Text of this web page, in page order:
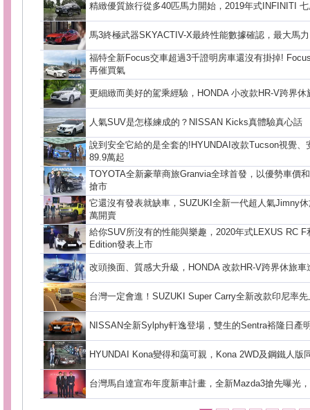
精緻優質旅行從多40匹馬力開始，2019年式INFINITI
馬3終極武器SKYACTIV-X最終性能數據確認，最大馬
福特全新Focus交車超過3千證明房車還沒有掛掉!
再催買氣
更細緻而美好的駕乘經驗，HONDA 小改款HR-V跨界休
人氣SUV是怎樣練成的？NISSAN Kicks真體驗真心話
說到安全它給的是全套的!HYUNDAI改款Tucson視覺、
89.9萬起
TOYOTA全新豪華商旅Granvia全球首發，以優勢車價
搶市
它還沒有發表就缺車，SUZUKI全新一代超人氣Jimny
萬開賣
給你SUV所沒有的性能與樂趣，2020年式LEXUS RC
Edition發表上市
改頭換面、質感大升級，HONDA 改款HR-V跨界休旅
台灣一定會進！SUZUKI Super Carry全新改款印尼率
NISSAN全新Sylphy軒逸登場，雙生的Sentra裕隆日產
HYUNDAI Kona變得和藹可親，Kona 2WD及鋼鐵人版
台灣馬自達宣布年度新車計畫，全新Mazda3搶先曝光